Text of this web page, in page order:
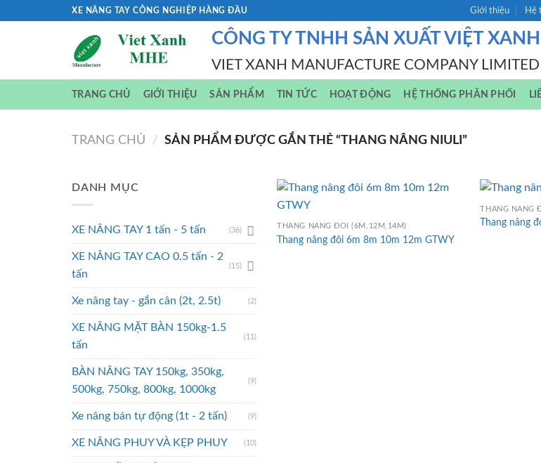
XE NÂNG TAY CÔNG NGHIỆP HÀNG ĐẦU Giới thiệu Hệ
CÔNG TY TNHH SẢN XUẤT VIỆT XANH
VIET XANH MANUFACTURE COMPANY LIMITED
TRANG CHỦ GIỚI THIỆU SẢN PHẨM TIN TỨC HOẠT ĐỘNG HỆ THỐNG PHÂN PHỐI
TRANG CHỦ / SẢN PHẨM ĐƯỢC GẮN THẺ “THANG NÂNG NIULI”
DANH MỤC
XE NÂNG TAY 1 tấn - 5 tấn (36)
XE NÂNG TAY CAO 0.5 tấn - 2
tấn
(15)
Xe nâng tay - gắn cân (2t, 2.5t) (2)
XE NÂNG MẶT BÀN 150kg-1.5
tấn
(11)
BÀN NÂNG TAY 150kg, 350kg,
500kg, 750kg, 800kg, 1000kg
(9)
Xe nâng bán tự động (1t - 2 tấn) (9)
XE NÂNG PHUY VÀ KẸP PHUY (10)
THANG NÂNG ĐÔI (6M,12M,14M)
Thang nâng đôi 6m 8m 10m 12m GTWY
THANG NÂNG
Thang nâng